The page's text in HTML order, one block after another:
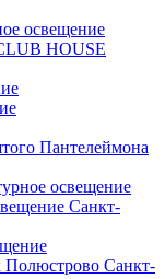
освещение
освещение